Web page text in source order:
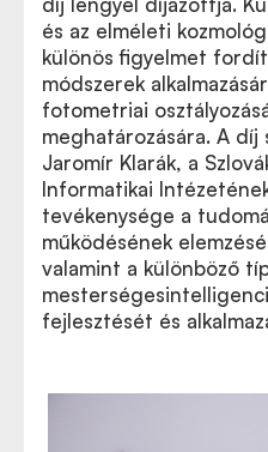
és az elméleti
különös figyelmet
módszerek
fotometriai
meghatározására. A díj
Jaromír Klarák, a
Informatikai
tevékenysége a
működésének
valamint a különböző
fejlesztését és